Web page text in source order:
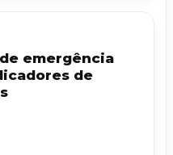
emergência
de